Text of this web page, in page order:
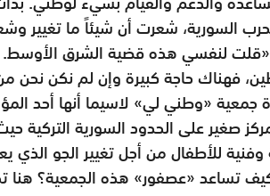
السورية، شعرت أن شيئاً ما تغيير
«قلت لنفسي هذه قضية الشرق الأوسط.
فهناك حاجة كبيرة وإن لم نكن نحن
«وطني لي» لاسيما أنها أحد
صغير على الحدود السورية
وفنية للأطفال من أجل تغيير الجو الذي
تساعد «عصفور» هذه الجمعية؟ هنا